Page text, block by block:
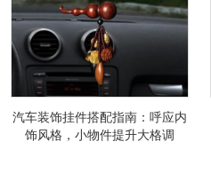
汽车装饰挂件搭配指南：呼应内
饰风格，小物件提升大格调